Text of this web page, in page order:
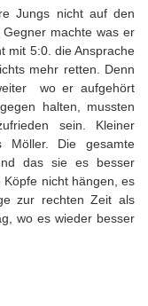
Jungs nicht auf den
machte was er
mit 5:0. die Ansprache
mehr retten. Denn
wo er aufgehört
halten, mussten
sein. Kleiner
Möller. Die gesamte
das sie es besser
Köpfe nicht hängen, es
zur rechten Zeit als
wo es wieder besser